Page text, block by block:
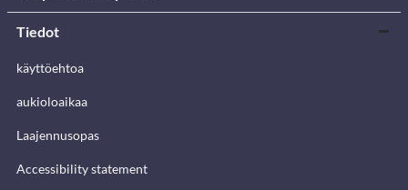
Tiedot
käyttöehtoa
aukioloaikaa
Laajennusopas
Accessibility statement